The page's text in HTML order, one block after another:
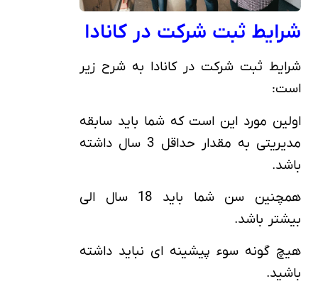
شرایط ثبت شرکت در کانادا
شرایط ثبت شرکت در کانادا به شرح زیر
است:
اولین مورد این است که شما باید سابقه
مدیریتی به مقدار حداقل 3 سال داشته
باشد.
همچنین سن شما باید 18 سال الی
بیشتر باشد.
هیچ گونه سوء پیشینه ای نباید داشته
باشید.